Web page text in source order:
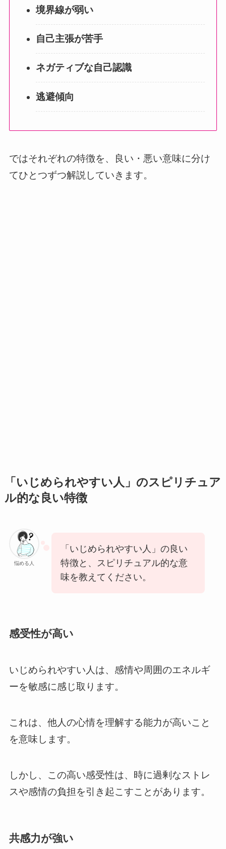
境界線が弱い
自己主張が苦手
ネガティブな自己認識
逃避傾向
ではそれぞれの特徴を、良い・悪い意味に分け
てひとつずつ解説していきます。
「いじめられやすい人」のスピリチュア
ル的な良い特徴
悩める人
「いじめられやすい人」の良い
特徴と、スピリチュアル的な意
味を教えてください。
感受性が高い
いじめられやすい人は、感情や周囲のエネルギ
ーを敏感に感じ取ります。
これは、他人の心情を理解する能力が高いこと
を意味します。
しかし、この高い感受性は、時に過剰なストレ
スや感情の負担を引き起こすことがあります。
共感力が強い